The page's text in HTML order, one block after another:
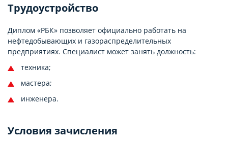
Трудоустройство
Диплом «РБК» позволяет официально работать на
нефтедобывающих и газораспределительных
предприятиях. Специалист может занять должность:
техника;
мастера;
инженера.
Условия зачисления